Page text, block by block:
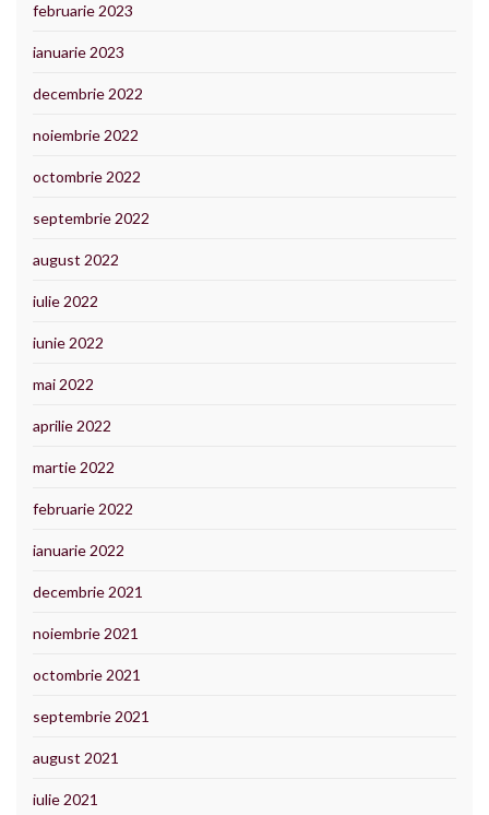
februarie 2023
ianuarie 2023
decembrie 2022
noiembrie 2022
octombrie 2022
septembrie 2022
august 2022
iulie 2022
iunie 2022
mai 2022
aprilie 2022
martie 2022
februarie 2022
ianuarie 2022
decembrie 2021
noiembrie 2021
octombrie 2021
septembrie 2021
august 2021
iulie 2021